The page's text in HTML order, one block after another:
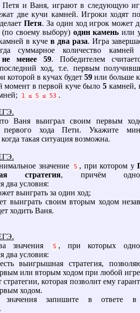
Петя и Ваня, играют в следующую
две кучи камней. Игроки ходят
Петя. За один ход игрок может
своему выбору) один камень или
в куче в два раза. Игра
суммарное количество
не менее 59. Победителем
ход, т.е. первым
которой в кучах будет 59 или больше
момент в первой куче было 5 камней,
1 ≤ S ≤ 53 .
Ваня выиграл своим первым
первого хода Пети. Укажите
когда такая ситуация возможна.
значение
S , при котором у
стратегия, причём
два условия:
выиграть за один ход;
выиграть своим вторым ходом
ходить Ваня.
значения
S , при которых
два условия:
выигрышная стратегия,
или вторым ходом при любой
которая позволит ему
ходом.
значения запишите в ответе в